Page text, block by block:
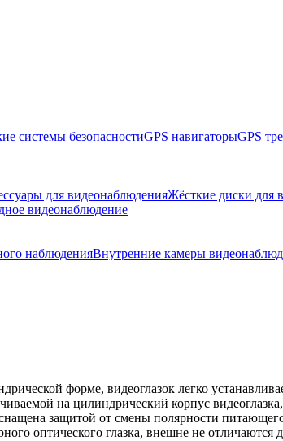
системы безопасностиGPS навигаторыGPS
для видеонаблюденияЖёсткие диски для
видеонаблюдение
наблюденияВнутренние камеры
форме, видеоглазок легко
на цилиндрический корпус
защитой от смены полярности
оптического глазка, внешне не отличаются